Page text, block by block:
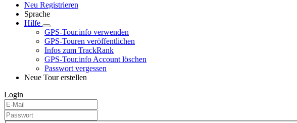
Neu Registrieren
Sprache
Hilfe
GPS-Tour.info verwenden
GPS-Touren veröffentlichen
Infos zum TrackRank
GPS-Tour.info Account löschen
Passwort vergessen
Neue Tour erstellen
Login